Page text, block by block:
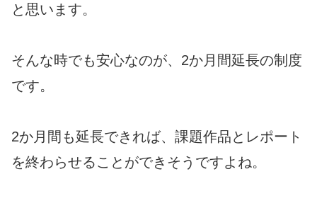
と思います。
そんな時でも安心なのが、2か月間延長の制度
です。
2か月間も延長できれば、課題作品とレポート
を終わらせることができそうですよね。